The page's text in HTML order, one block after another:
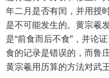
年二月是否有闰，并用授
是不可能发生的。黄宗羲
是“前食而后不食”，并论
食的记录是错误的，而鲁
黄宗羲用历算的方法对武